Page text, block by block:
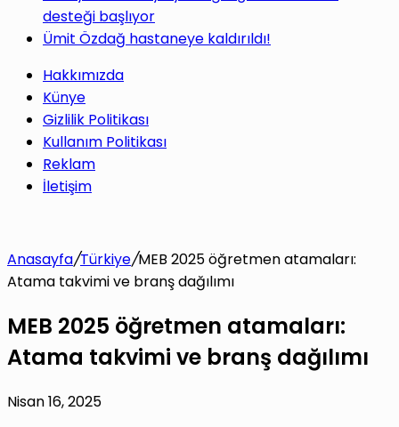
desteği başlıyor
Ümit Özdağ hastaneye kaldırıldı!
Hakkımızda
Künye
Gizlilik Politikası
Kullanım Politikası
Reklam
İletişim
Anasayfa/Türkiye/MEB 2025 öğretmen atamaları:
Atama takvimi ve branş dağılımı
MEB 2025 öğretmen atamaları:
Atama takvimi ve branş dağılımı
Nisan 16, 2025